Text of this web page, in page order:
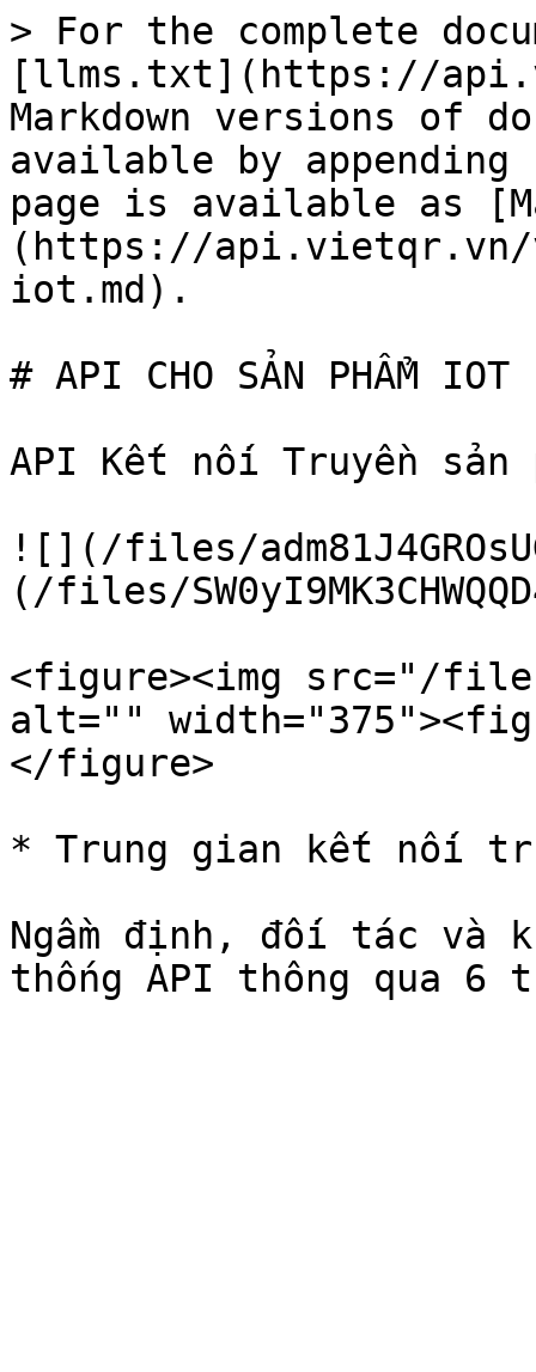
> For the complete
[llms.txt](https://
Markdown versions of
available by
page is available as
(https://api.vietqr.vn/
iot.md).
# API CHO SẢN PHẨM IOT
API Kết nối Truyền
![](/files/
(/files/
<figure><img src="/
alt=""
</figure>
* Trung gian kết nối
Ngầm định, đối tác và